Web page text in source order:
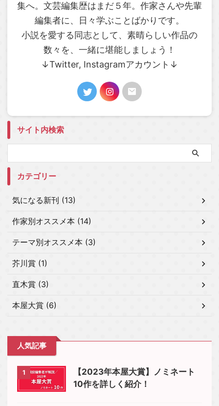
集へ。文芸編集歴はまだ５年。作家さんや先輩
編集者に、日々学ぶことばかりです。
小説を愛する同志として、素晴らしい作品の
数々を、一緒に堪能しましょう！
↓Twitter, Instagramアカウント↓
サイト内検索
カテゴリー
気になる新刊 (13)
作家別オススメ本 (14)
テーマ別オススメ本 (3)
芥川賞 (1)
直木賞 (3)
本屋大賞 (6)
人気記事
1
【2023年本屋大賞】ノミネート
10作を詳しく紹介！